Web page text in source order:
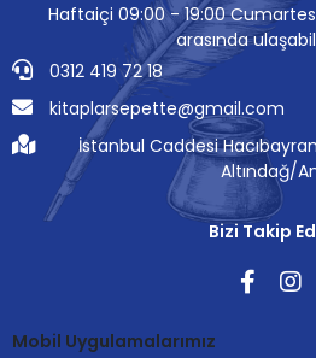
Haftaiçi 09:00 - 19:00
arasında
0312 419 72 18
kitaplarsepette@gmail.com
İstanbul Caddesi
Altındağ/
Bizi Takip
Mobil Uygulamalarımız